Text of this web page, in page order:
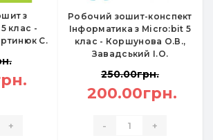
з
клас -
С.
+
Робочий зошит-конспект
Інформатика з Micro:bit 5
клас - Коршунова О.В.,
Завадський І.О.
250.00грн.
200.00грн.
- +